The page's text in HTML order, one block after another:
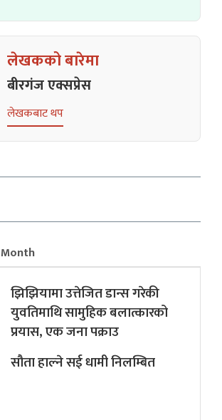
लेखकको बारेमा
बीरगंज एक्सप्रेस
लेखकबाट थप
Month
झिझियामा उत्तेजित डान्स गरेकी
युवतिमाथि सामुहिक बलात्कारको
प्रयास, एक जना पक्राउ
सौता हाल्ने सई धामी निलम्बित